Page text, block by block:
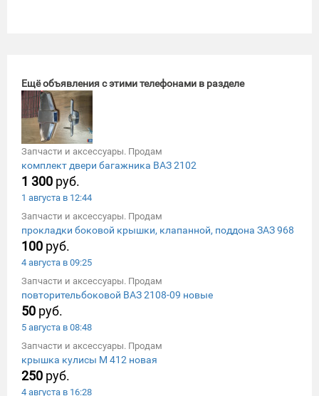
Ещё объявления с этими телефонами в разделе
Запчасти и аксессуары. Продам
комплект двери багажника ВАЗ 2102
1 300 руб.
1 августа в 12:44
Запчасти и аксессуары. Продам
прокладки боковой крышки, клапанной, поддона ЗАЗ 968
100 руб.
4 августа в 09:25
Запчасти и аксессуары. Продам
повторительбоковой ВАЗ 2108-09 новые
50 руб.
5 августа в 08:48
Запчасти и аксессуары. Продам
крышка кулисы М 412 новая
250 руб.
4 августа в 16:28